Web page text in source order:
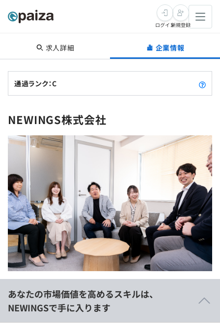
転職・キャリア
転職成功ガイド
転職エージェント
インタビュー
転職成功ガイド
新卒就活
求人検索
本選考
新卒エージェント
イベント・セミナー
インタビュー
学習
講座一覧
問題集
4択課題
ナレッジ
リファレンス
プラン
個人向けプラン
法人向けプラン
スキルチェック
SQL
評価結果一覧
再チャレンジ結果一覧
メディア
Tech Team Journal
paiza times
note
paizaとは？
ログイン新規登録
求人詳細 企業情報
通過ランク：C
NEWINGS株式会社
あなたの市場価値を高めるスキルは、
NEWINGSで手に入ります